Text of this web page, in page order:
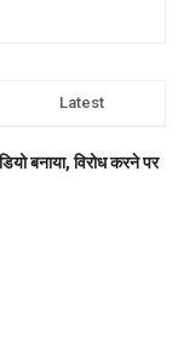
Latest
बनाया, विरोध करने पर